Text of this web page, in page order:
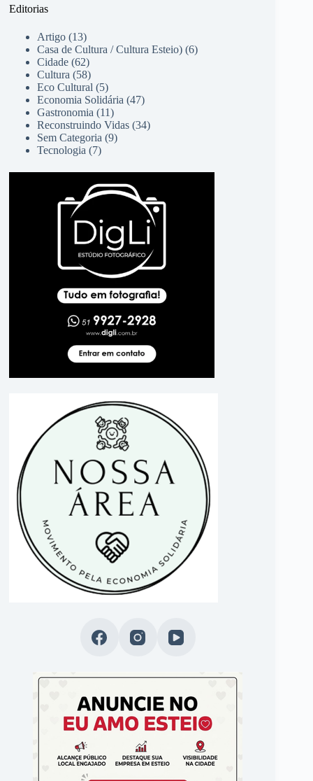
Editorias
Artigo (13)
Casa de Cultura / Cultura Esteio) (6)
Cidade (62)
Cultura (58)
Eco Cultural (5)
Economia Solidária (47)
Gastronomia (11)
Reconstruindo Vidas (34)
Sem Categoria (9)
Tecnologia (7)